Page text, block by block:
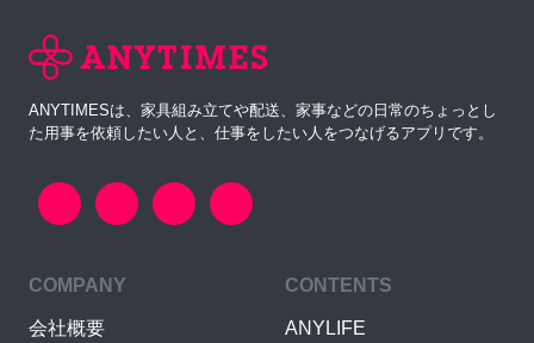
ANYTIMESは、家具組み立てや配送、家事などの日常のちょっとし
た用事を依頼したい人と、仕事をしたい人をつなげるアプリです。
COMPANY
会社概要
CONTENTS
ANYLIFE